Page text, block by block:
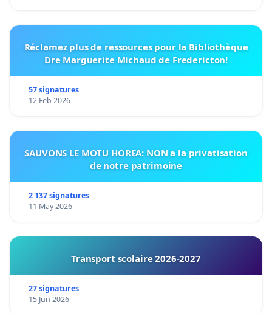
Réclamez plus de ressources pour la Bibliothèque
Dre Marguerite Michaud de Fredericton!
57 signatures
12 Feb 2026
SAUVONS LE MOTU HOREA: NON a la privatisation
de notre patrimoine
2 137 signatures
11 May 2026
Transport scolaire 2026-2027
27 signatures
15 Jun 2026